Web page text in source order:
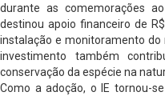
durante as comemorações
destinou apoio financeiro de
instalação e monitoramento do
investimento também
conservação da espécie na
Como a adoção, o IE tornou-